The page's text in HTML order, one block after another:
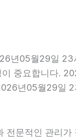
년05월29일
중요합니다.
년05월29일
전문적인 관리